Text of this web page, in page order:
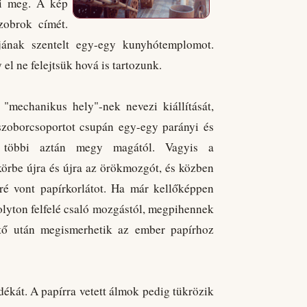
meg. A kép
címét.
szentelt egy-egy kunyhótemplomot.
el ne felejtsük hová is tartozunk.
hely"-nek nevezi kiállítását,
csupán egy-egy parányi és
aztán megy magától. Vagyis a
újra és újra az örökmozgót, és közben
vont papírkorlátot. Ha már kellőképpen
felfelé csaló mozgástól, megpihennek
után megismerhetik az ember papírhoz
A papírra vetett álmok pedig tükrözik